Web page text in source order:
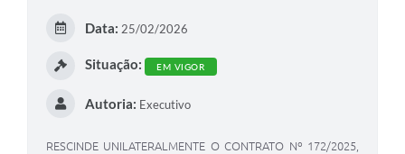
Data: 25/02/2026
Situação: EM VIGOR
Autoria: Executivo
RESCINDE UNILATERALMENTE O CONTRATO Nº 172/2025,